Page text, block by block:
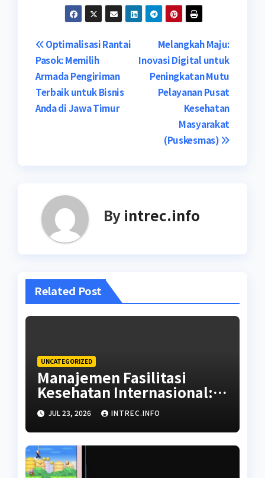
Post
navigation
Melangkah Maju:
Inovasi Digital untuk
Peningkatan Mutu
Pelayanan Pusat
Kesehatan
Masyarakat
(Puskesmas)
Optimalisasi Rantai
Pasok: Memilih
Armada Pengiriman
Terbaik untuk Bisnis
Anda di Jawa Timur
By intrec.info
Related Post
UNCATEGORIZED
Manajemen Fasilitasi
Kesehatan Internasional:
Panduan Memilih Rujukan
Rumah Sakit dan Dokter
Ahli
JUL 23, 2026 INTREC.INFO